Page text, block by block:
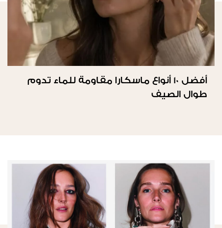
أفضل 10 أنواع ماسكارا مقاومة للماء تدوم
طوال الصيف